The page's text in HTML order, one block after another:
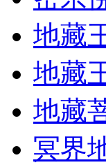
地藏
地藏
地藏
冥界